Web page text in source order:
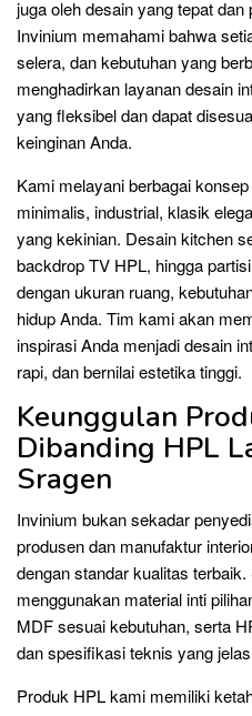
juga oleh desain yang tepat
Invinium memahami bahwa
selera, dan kebutuhan yang
menghadirkan layanan desain
yang fleksibel dan dapat
keinginan Anda.
Kami melayani berbagai
minimalis, industrial, klasik
yang kekinian. Desain kitchen
backdrop TV HPL, hingga
dengan ukuran ruang,
hidup Anda. Tim kami akan
inspirasi Anda menjadi desain
rapi, dan bernilai estetika tinggi.
Keunggulan
Dibanding HPL
Sragen
Invinium bukan sekadar
produsen dan manufaktur
dengan standar kualitas
menggunakan material inti
MDF sesuai kebutuhan, serta
dan spesifikasi teknis yang
Produk HPL kami memiliki